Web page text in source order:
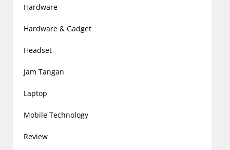
Hardware
Hardware & Gadget
Headset
Jam Tangan
Laptop
Mobile Technology
Review